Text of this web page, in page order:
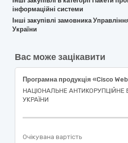
інформаційні системи
Інші закупівлі замовника
України
Вас може зацікавити
НАЦІОНАЛЬНЕ АНТИКОРУПЦІЙНЕ
УКРАЇНИ
Очікувана вартість